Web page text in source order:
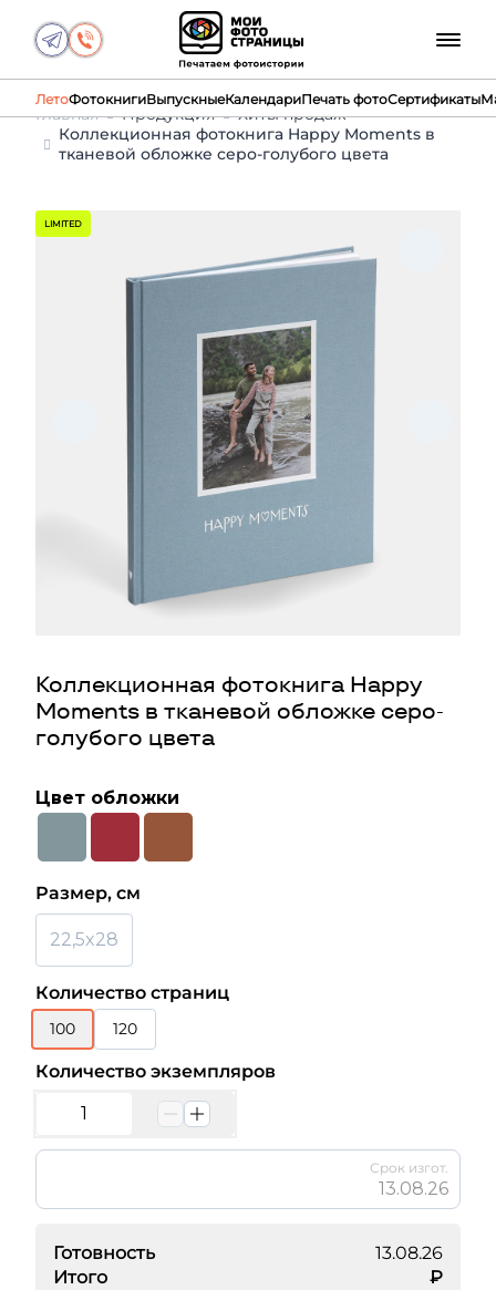
ЛетоФотокнигиВыпускныеКалендариПечать фотоСертификаты
Главная Продукция
Хиты продаж
Коллекционная фотокнига Happy Moments в
тканевой обложке серо-голубого цвета
LIMITED
Коллекционная фотокнига Happy
Moments в тканевой обложке серо-
голубого цвета
Цвет обложки
Количество экземпляров
Срок изгот.
13.08.26
Размер, см
22,5x28
Количество страниц
100 120
Готовность
13.08.26
Итого
₽